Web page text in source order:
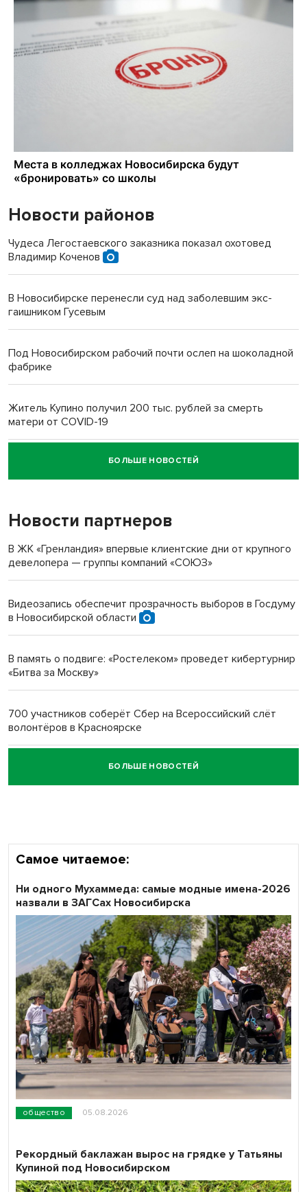
Новости районов
Чудеса Легостаевского заказника показал охотовед
Владимир Коченов
В Новосибирске перенесли суд над заболевшим экс-
гаишником Гусевым
Под Новосибирском рабочий почти ослеп на шоколадной
фабрике
Житель Купино получил 200 тыс. рублей за смерть
матери от COVID-19
Новосибирский суд наказал водителя за смерть
пенсионерки на вокзале
«Мы живём на пастбище!»: в новосибирском селе лошади
терроризируют жителей
Инвалид получил условный срок за избиение врачей
Новосибирский преподаватель с женой вошли в топ-16
Обновлённое отделение ВТБ открылось в Искитиме
БОЛЬШЕ НОВОСТЕЙ
Новости партнеров
В ЖК «Гренландия» впервые клиентские дни от крупного
девелопера — группы компаний «СОЮЗ»
Видеозапись обеспечит прозрачность выборов в Госдуму
в Новосибирской области
В память о подвиге: «Ростелеком» проведет кибертурнир
«Битва за Москву»
700 участников соберёт Сбер на Всероссийский слёт
волонтёров в Красноярске
Честный выбор: видеонаблюдение обеспечит
объективность результатов ЕДГ в Новосибирской
БОЛЬШЕ НОВОСТЕЙ
Самое читаемое:
общество 05.08.2026
Ни одного Мухаммеда: самые модные имена-2026
назвали в ЗАГСах Новосибирска
Рекордный баклажан вырос на грядке у Татьяны
Купиной под Новосибирском